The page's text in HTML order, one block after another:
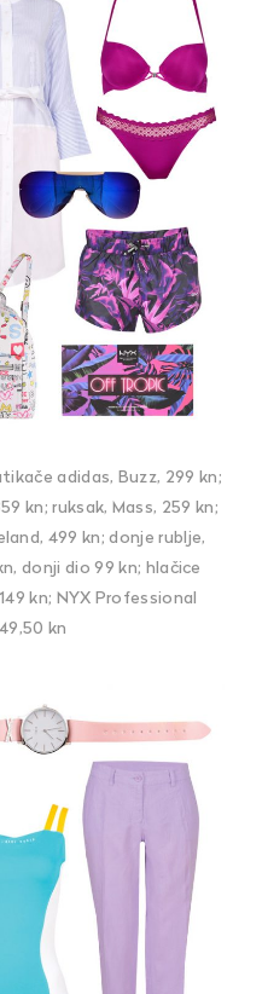
adidas, Buzz, 299 kn;
kn; ruksak, Mass, 259 kn;
499 kn; donje rublje,
donji dio 99 kn; hlačice
kn; NYX Professional
kn